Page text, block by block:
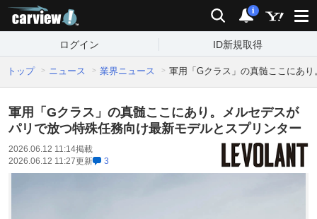
検索 通知
i
ログイン ID新規取得
トップ ニュース 業界ニュース 軍用「Gクラス」の真髄ここにあ
軍用「Gクラス」の真髄ここにあり。メルセデスが
パリで放つ特殊任務向け最新モデルとスプリンター
2026.06.12 11:14掲載
2026.06.12 11:27更新 3